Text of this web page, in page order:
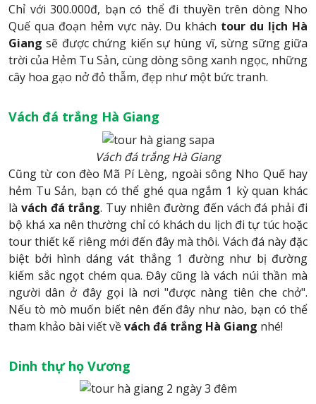
Chỉ với 300.000đ, bạn có thể đi thuyền trên dòng Nho
Quế qua đoạn hẻm vực này. Du khách tour du lịch Hà
Giang sẽ được chứng kiến sự hùng vĩ, sừng sững giữa
trời của Hẻm Tu Sản, cùng dòng sông xanh ngọc, những
cây hoa gạo nở đỏ thẫm, đẹp như một bức tranh.
Vách đá trắng Hà Giang
Vách đá trắng Hà Giang
Cũng từ con đèo Mã Pí Lèng, ngoài sông Nho Quế hay
hẻm Tu Sản, bạn có thể ghé qua ngắm 1 kỳ quan khác
là vách đá trắng. Tuy nhiên đường đến vách đá phải đi
bộ khá xa nên thường chỉ có khách du lịch đi tự túc hoặc
tour thiết kế riêng mới đến đây mà thôi. Vách đá này đặc
biệt bởi hình dáng vát thẳng 1 đường như bị đường
kiếm sắc ngọt chém qua. Đây cũng là vách núi thần mà
người dân ở đây gọi là nơi "được nàng tiên che chở".
Nếu tò mò muốn biết nên đến đây như nào, bạn có thể
tham khảo bài viết vềvách đá trắng Hà Giang nhé!
Dinh thự họ Vương